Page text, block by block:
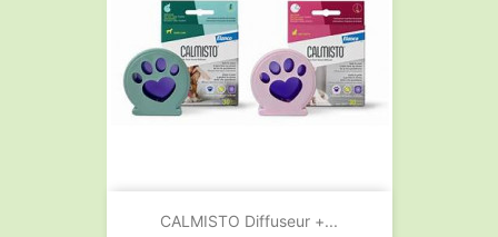
CALMISTO Diffuseur +...